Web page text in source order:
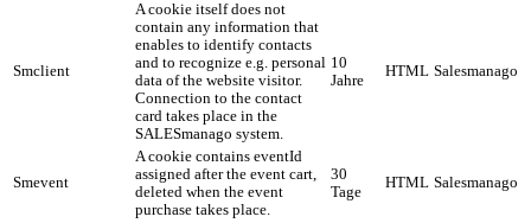
Smclient
A cookie itself does not
contain any information that
enables to identify contacts
and to recognize e.g. personal
data of the website visitor.
Connection to the contact
card takes place in the
SALESmanago system.
10
Jahre
HTML Salesmanago
Smevent
A cookie contains eventId
assigned after the event cart,
deleted when the event
purchase takes place.
30
Tage
HTML Salesmanago